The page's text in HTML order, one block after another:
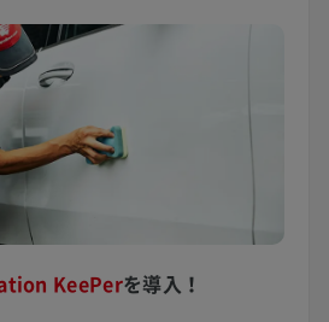
KeePerを導入！